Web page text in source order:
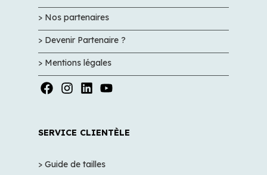
> Nos partenaires
> Devenir Partenaire ?
> Mentions légales
SERVICE CLIENTÈLE
> Guide de tailles